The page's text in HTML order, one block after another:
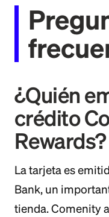
¿Quién
crédito
Rewards?
La tarjeta es
Bank, un
tienda. Comenity